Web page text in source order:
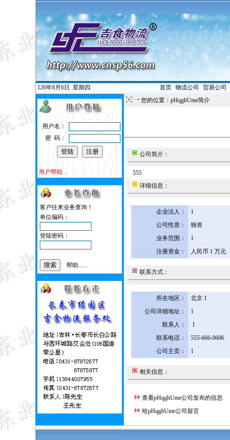
126年8月6日 星期四 首页| 物流公司 贸易公司
用户名：
密 码：
用户帮助...
客户往来业务查询！
单位编码：
登陆密码：
帮助......
您的位置：pHqghUme简介
公司简介：
555
详细信息：
企业法人：
1
公司性质：
独资
业务范围：
1
注册资金：
人民币 1 万元
联系方式：
所在地区： 北京 1
公司详细地址：
1
联系人：
1
联系电话：
555-666-0606
公司主页：
1
相关信息：
查看pHqghUme公司发布的信息
给pHqghUme公司留言